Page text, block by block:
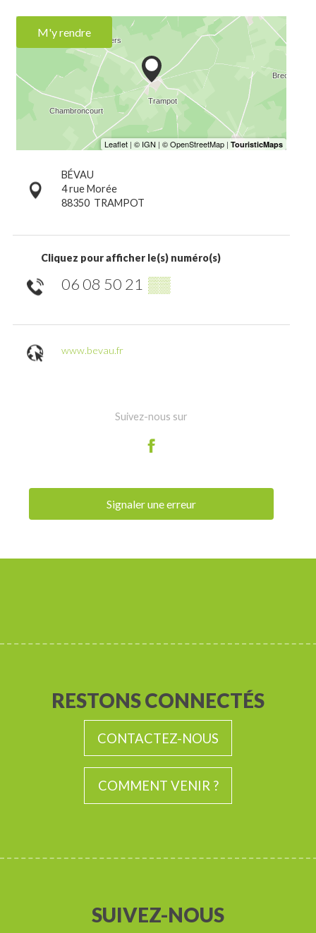
M'y rendre
BÉVAU
4 rue Morée
88350 TRAMPOT
Cliquez pour afficher le(s) numéro(s)
06 08 50 21 ▒▒
www.bevau.fr
Suivez-nous sur
Signaler une erreur
RESTONS CONNECTÉS
CONTACTEZ-NOUS
COMMENT VENIR ?
SUIVEZ-NOUS